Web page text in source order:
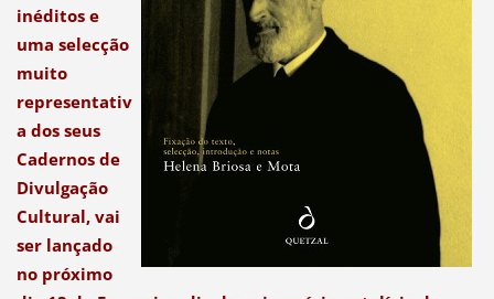
inéditos e
uma selecção
muito
representativ
a dos seus
Cadernos de
Divulgação
Cultural, vai
ser lançado
no próximo